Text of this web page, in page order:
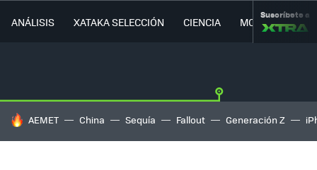
ANÁLISIS XATAKA SELECCIÓN CIENCIA MOVILIDAD
Suscríbete a
HOY SE HABLA DE
AEMET China Sequía Fallout Generación Z